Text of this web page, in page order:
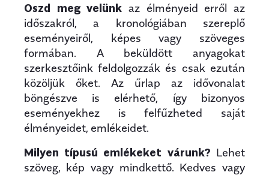
Oszd meg velünk az élményeid erről az
időszakról, a kronológiában szereplő
eseményeiről, képes vagy szöveges
formában. A beküldött anyagokat
szerkesztőink feldolgozzák és csak ezután
közöljük őket. Az űrlap az idővonalat
böngészve is elérhető, így bizonyos
eseményekhez is felfűzheted saját
élményeidet, emlékeidet.
Milyen típusú emlékeket várunk? Lehet
szöveg, kép vagy mindkettő. Kedves vagy